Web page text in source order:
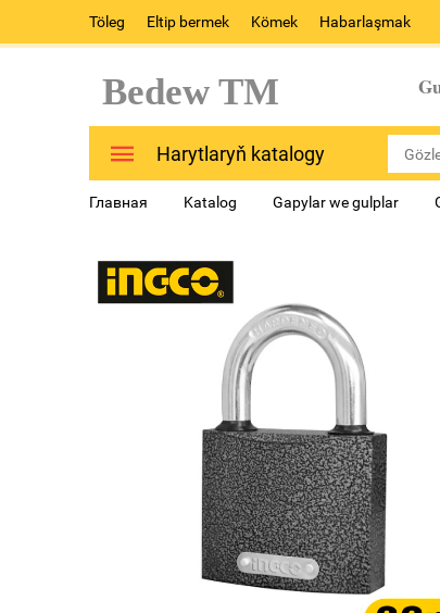
Töleg Eltip bermek Kömek Habarlaşmak
Bedew TM
Harytlaryň katalogy
Главная Katalog Gapylar we gulplar